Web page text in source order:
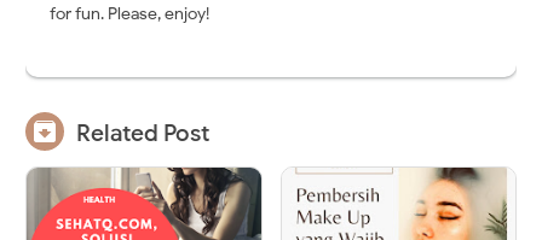
for fun. Please, enjoy!
 Related Post